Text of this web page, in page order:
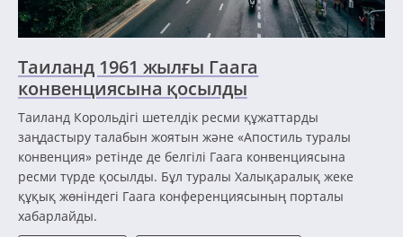
Таиланд 1961 жылғы Гаага
конвенциясына қосылды
Таиланд Корольдігі шетелдік ресми құжаттарды
заңдастыру талабын жоятын және «Апостиль туралы
конвенция» ретінде де белгілі Гаага конвенциясына
ресми түрде қосылды. Бұл туралы Халықаралық жеке
құқық жөніндегі Гаага конференциясының порталы
хабарлайды.